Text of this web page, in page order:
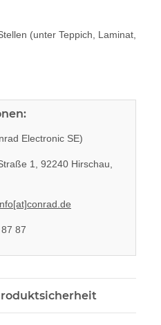
(unter Teppich, Laminat,
Electronic SE)
1, 92240 Hirschau,
87